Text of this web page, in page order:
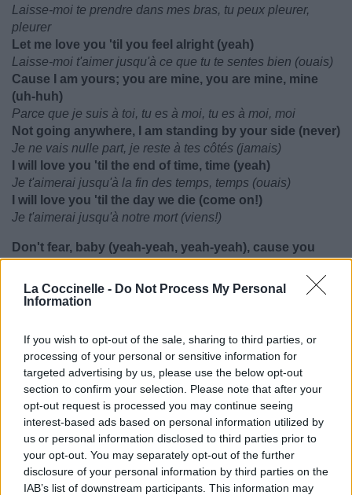
La Coccinelle - Do Not Process My Personal
Information
If you wish to opt-out of the sale, sharing to third parties, or
processing of your personal or sensitive information for
targeted advertising by us, please use the below opt-out
section to confirm your selection. Please note that after your
opt-out request is processed you may continue seeing
interest-based ads based on personal information utilized by
us or personal information disclosed to third parties prior to
your opt-out. You may separately opt-out of the further
disclosure of your personal information by third parties on the
IAB’s list of downstream participants. This information may
Laisse-moi te prendre dans mes bras, tu peux pleurer,
pleurer
Let me love you 'til you feel alright (yeah)
Laisse-moi t'aimer jusqu'à ce que tu te sentes bien (ouais)
Cause I am yours; you are mine, you are mine, mine
(uh-huh)
Parce que je suis à toi, tu es à moi, tu es à moi, moi
Not going anywhere, I am standing by your side (never)
Je ne vais nulle part, je reste à tes côtés (jamais)
I will love you 'til the end of time, time (yeah)
Je t'aimerai jusqu'à la fin des temps, temps (ouais)
I will love you 'til the day we die (come on!)
Je t'aimerai jusqu'à notre mort (viens!)
Don't fear, baby (yeah-yeah, yeah-yeah), cause you
and me are golden
N'aie pas peur chéri (yeah-yeah, yeah-yeah), parce que toi
et moi sommes vernis
Quand tu ne peux pas respirer, c'est toi que je soutiendrai
Yes, I'm all in, through thick and thin (uh-huh)
Oui, je me donne toute entière, à travers vents et marées
This is good loving (whoo!), you and me are golden
C'est l'amour vrai (whoo!), toi et moi sommes vernis
We are golden, I ain't going anywhere
Nous sommes vernis, je ne vais nulle part
(Yeah)